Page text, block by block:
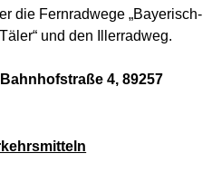
die Fernradwege „Bayerisch-
und den Illerradweg.
4, 89257